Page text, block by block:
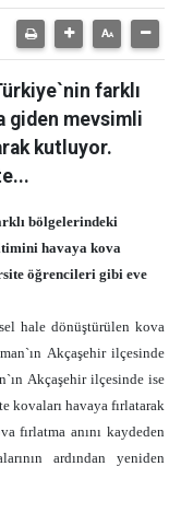
farklı
giden mevsimli
kutluyor.
bölgelerindeki
havaya kova
öğrencileri gibi eve
hale dönüştürülen kova
Akçaşehir ilçesinde
Akçaşehir ilçesinde ise
kovaları havaya fırlatarak
fırlatma anını kaydeden
ardından yeniden